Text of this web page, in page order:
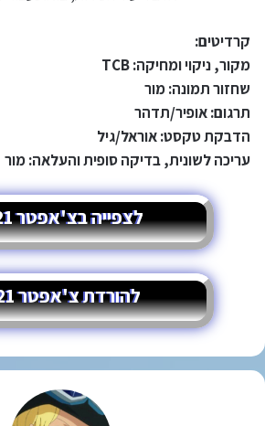
קרדיטים:
מקור, ניקוי ומחיקה: TCB
שחזור תמונה: מור
תרגום: אופיר/תדהר
הדבקת טקסט: אוראל/גיל
עריכה לשונית, בדיקה סופית והעלאה: מור
לצפייה בצ'אפטר 1021
להורדת צ'אפטר 1021